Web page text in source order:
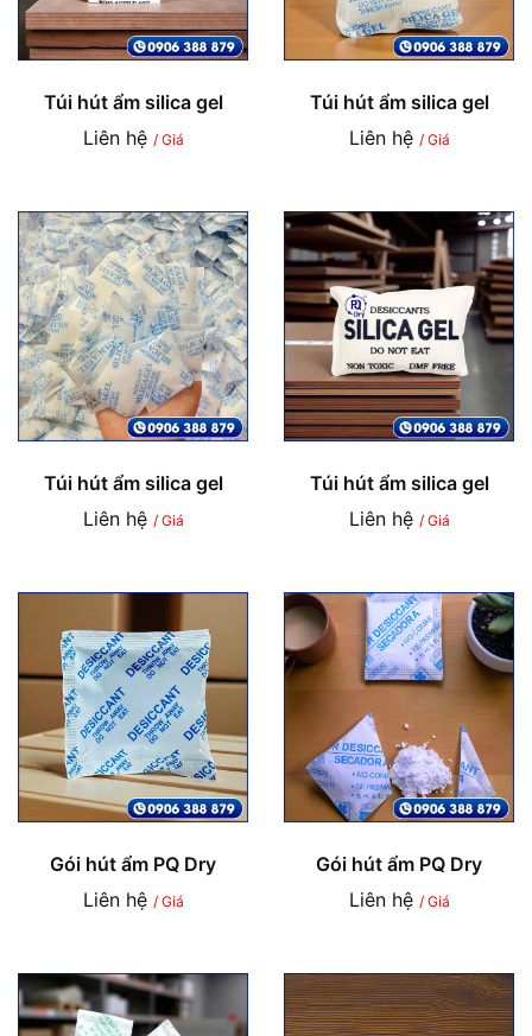
Túi hút ẩm silica gel
Liên hệ / Giá
Túi hút ẩm silica gel
Liên hệ / Giá
Túi hút ẩm silica gel
Liên hệ / Giá
Túi hút ẩm silica gel
Liên hệ / Giá
Gói hút ẩm PQ Dry
Liên hệ / Giá
Gói hút ẩm PQ Dry
Liên hệ / Giá